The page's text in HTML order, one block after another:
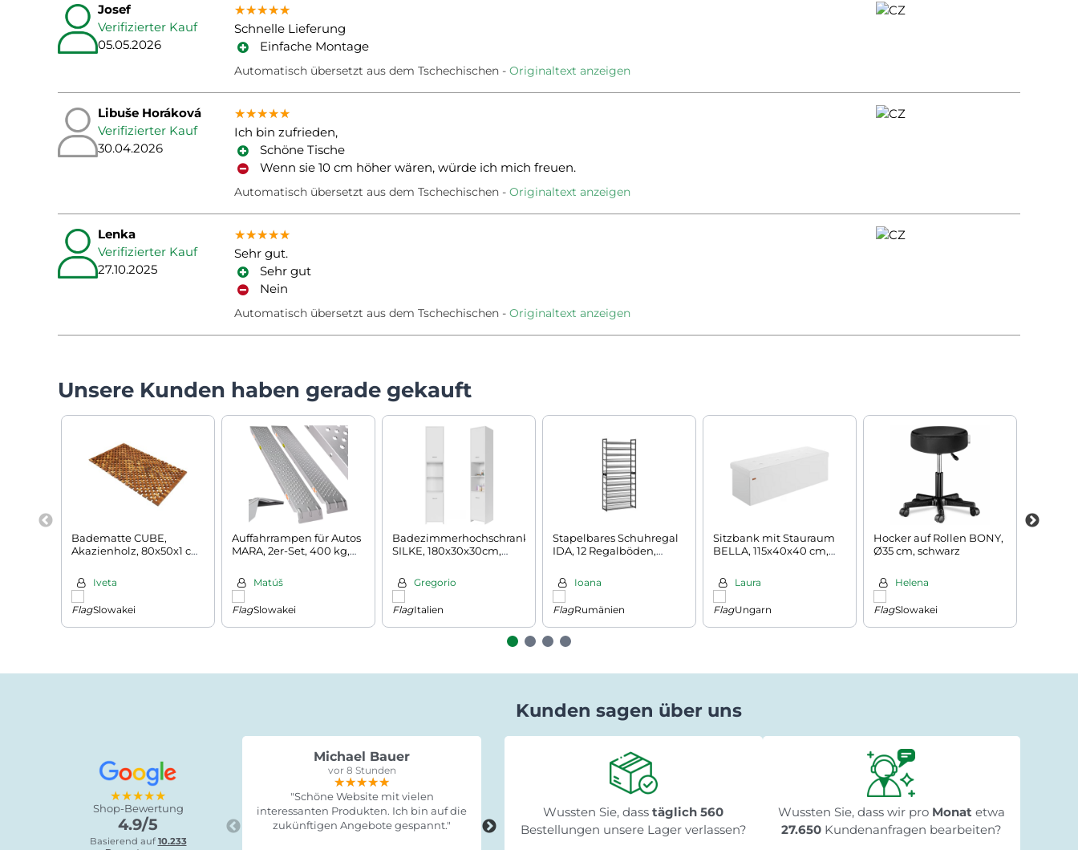
Josef
Verifizierter Kauf
05.05.2026
★★★★★
★★★★★
★★★★★
Schnelle Lieferung
Einfache Montage
Automatisch übersetzt aus dem Tschechischen Originaltext anzeigen
Libuše Horáková
Verifizierter Kauf
30.04.2026
★★★★★
★★★★★
★★★★★
Ich bin zufrieden,
Schöne Tische
Wenn sie 10 cm höher wären, würde ich mich freuen.
Automatisch übersetzt aus dem Tschechischen Originaltext anzeigen
Lenka
Verifizierter Kauf
27.10.2025
★★★★★
★★★★★
★★★★★
Sehr gut.
Sehr gut
Nein
Automatisch übersetzt aus dem Tschechischen Originaltext anzeigen
Unsere Kunden haben gerade gekauft
Badematte CUBE,
Akazienholz, 80x50x1 cm,
Iveta
Slowakei
Auffahrrampen für Autos
MARA, 2er-Set, 400 kg,
Matúš
Slowakei
Badezimmerhochschrank
SILKE, 180x30x30cm,
Gregorio
Italien
Stapelbares Schuhregal
IDA, 12 Regalböden,
Ioana
Rumänien
Sitzbank mit Stauraum
BELLA, 115x40x40 cm,
Laura
Ungarn
Hocker auf Rollen BONY,
Ø35 cm, schwarz
Helena
Slowakei
★★★★★
Shop-Bewertung
4.9/5
Basierend auf 10.233
Kunden sagen über uns
Michael Bauer
vor 8 Stunden
★★★★★
★★★★★
★★★★★
"Schöne Website mit vielen
interessanten Produkten. Ich bin auf die
zukünftigen Angebote gespannt."
Gabriele Saxa
vor 15 Stunden
★★★★★
★★★★★
★★★★★
"Schnelle Lieferung, leicht zum
Fertigstellen und stabil!"
Miodrag Peric
vor 1 Tag
★★★★★
★★★★★
★★★★★
"Bin sehr zufrieden!...hab 2 x 160l
Reisetaschen gekauft, die Qualität
scheint in Ordnung zu sein, der Preis mit
35 je Tasche inkl. Lieferung unschlagbar
Wussten Sie, dasstäglich 560
Bestellungen unsere Lager verlassen?
Wussten Sie, dass wir pro Monat etwa
27.650Kundenanfragen bearbeiten?